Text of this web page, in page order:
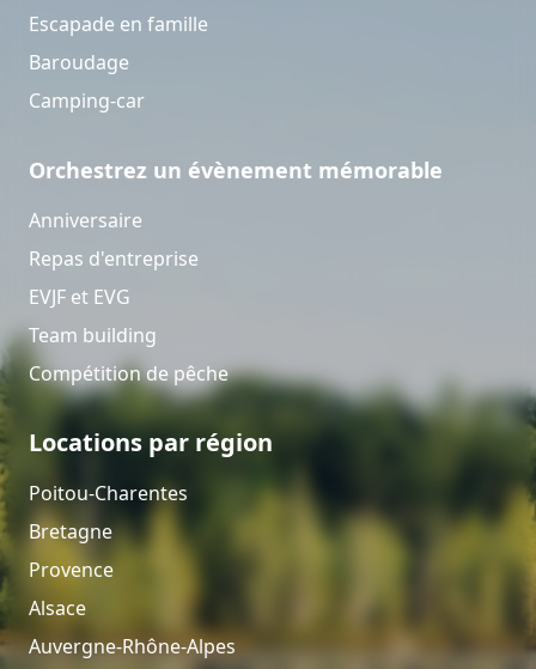
Escapade en famille
Baroudage
Camping-car
Orchestrez un évènement mémorable
Anniversaire
Repas d'entreprise
EVJF et EVG
Team building
Compétition de pêche
Locations par région
Poitou-Charentes
Bretagne
Provence
Alsace
Auvergne-Rhône-Alpes